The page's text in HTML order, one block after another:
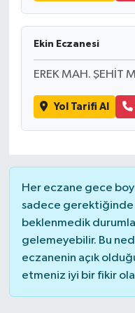
Ekin Eczanesi
EREK MAH. ŞEHİT
Yol Tarifi Al
Her eczane gece
sadece gerektiğinde
beklenmedik
gelemeyebilir. Bu
eczanenin açık
etmeniz iyi bir fikir